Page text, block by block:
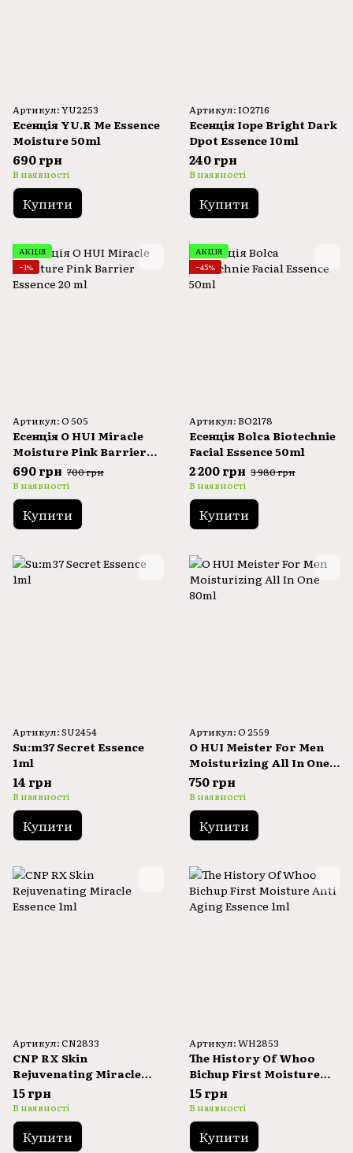
Артикул: YU2253
Есенція YU.R Me Essence
Moisture 50ml
690 грн
В наявності
Купити
Артикул: IO2716
Есенція Iope Bright Dark
Dpot Essence 10ml
240 грн
В наявності
Купити
АКЦІЯ
−1%
Артикул: O 505
Есенція O HUI Miracle
Moisture Pink Barrier
Essence 20 ml
690 грн 700 грн
В наявності
Купити
АКЦІЯ
−45%
Артикул: BO2178
Есенція Bolca Biotechnie
Facial Essence 50ml
2 200 грн 3 980 грн
В наявності
Купити
Артикул: SU2454
Su:m37 Secret Essence
1ml
14 грн
В наявності
Купити
Артикул: O 2559
O HUI Meister For Men
Moisturizing All In One
80ml
750 грн
В наявності
Купити
Артикул: CN2833
CNP RX Skin
Rejuvenating Miracle
Essence 1ml
15 грн
В наявності
Купити
Артикул: WH2853
The History Of Whoo
Bichup First Moisture
Anti Aging Essence 1ml
15 грн
В наявності
Купити